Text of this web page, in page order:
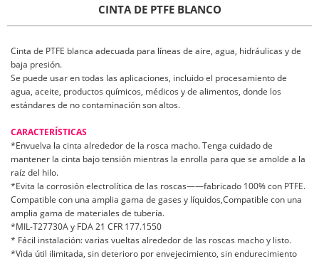
CINTA DE PTFE BLANCO
Cinta de PTFE blanca adecuada para líneas de aire, agua, hidráulicas y de
baja presión.
Se puede usar en todas las aplicaciones, incluido el procesamiento de
agua, aceite, productos químicos, médicos y de alimentos, donde los
estándares de no contaminación son altos.
CARACTERÍSTICAS
*Envuelva la cinta alrededor de la rosca macho. Tenga cuidado de
mantener la cinta bajo tensión mientras la enrolla para que se amolde a la
raíz del hilo.
*Evita la corrosión electrolítica de las roscas——fabricado 100% con PTFE.
Compatible con una amplia gama de gases y líquidos,Compatible con una
amplia gama de materiales de tubería.
*MIL-T27730A y FDA 21 CFR 177.1550
* Fácil instalación: varias vueltas alrededor de las roscas macho y listo.
*Vida útil ilimitada, sin deterioro por envejecimiento, sin endurecimiento